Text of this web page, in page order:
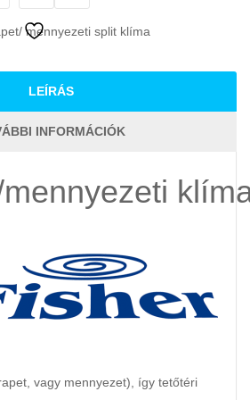
mennyezeti split klíma
LEÍRÁS
INFORMÁCIÓK
vagy mennyezet), így tetőtéri